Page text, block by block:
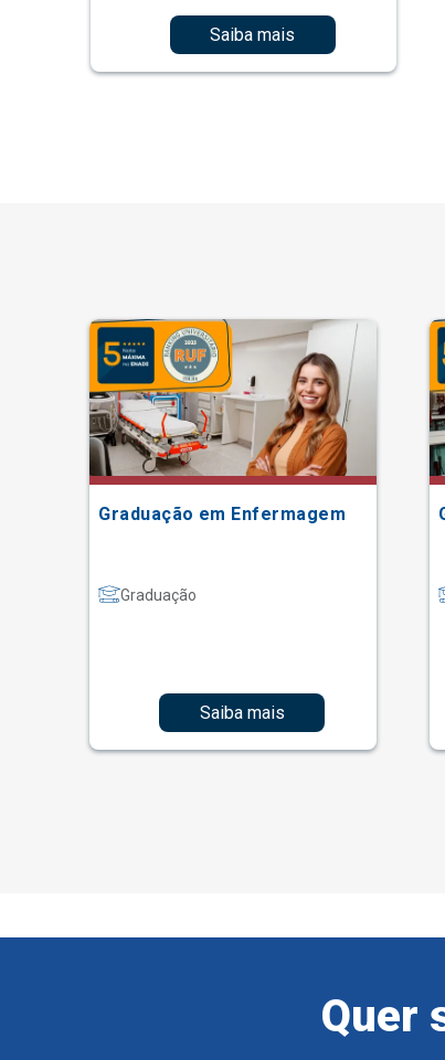
Saiba mais
Graduação em Enfermagem
Graduação
Saiba mais
Quer